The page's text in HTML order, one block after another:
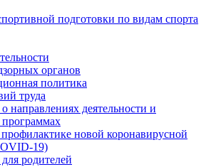
подготовки по видам спорта
органов
политика
труда
направлениях деятельности и
новой коронавирусной
19)
родителей